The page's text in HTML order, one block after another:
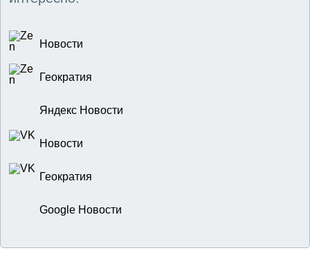
Новости
Геократия
Яндекс Новости
Новости
Геократия
Google Новости